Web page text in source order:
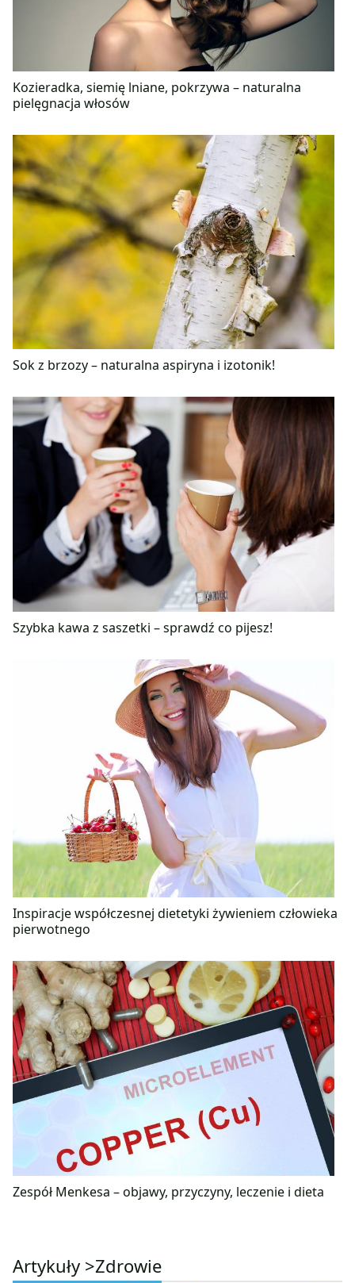
Kozieradka, siemię lniane, pokrzywa – naturalna
pielęgnacja włosów
Sok z brzozy – naturalna aspiryna i izotonik!
Szybka kawa z saszetki – sprawdź co pijesz!
Inspiracje współczesnej dietetyki żywieniem człowieka
pierwotnego
Zespół Menkesa – objawy, przyczyny, leczenie i dieta
Artykuły >Zdrowie